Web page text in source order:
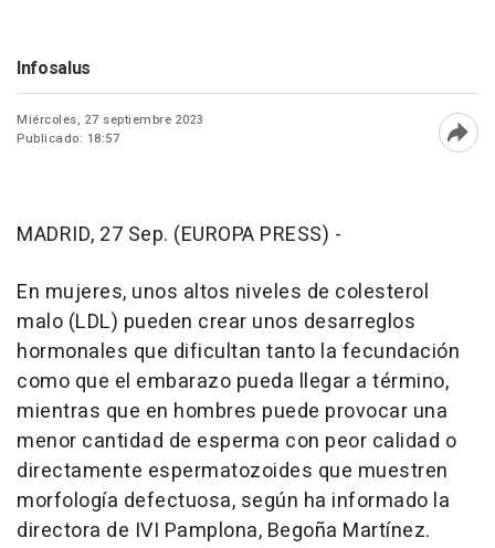
Infosalus
Miércoles, 27 septiembre 2023
Publicado: 18:57
MADRID, 27 Sep. (EUROPA PRESS) -
En mujeres, unos altos niveles de colesterol
malo (LDL) pueden crear unos desarreglos
hormonales que dificultan tanto la fecundación
como que el embarazo pueda llegar a término,
mientras que en hombres puede provocar una
menor cantidad de esperma con peor calidad o
directamente espermatozoides que muestren
morfología defectuosa, según ha informado la
directora de IVI Pamplona, Begoña Martínez.